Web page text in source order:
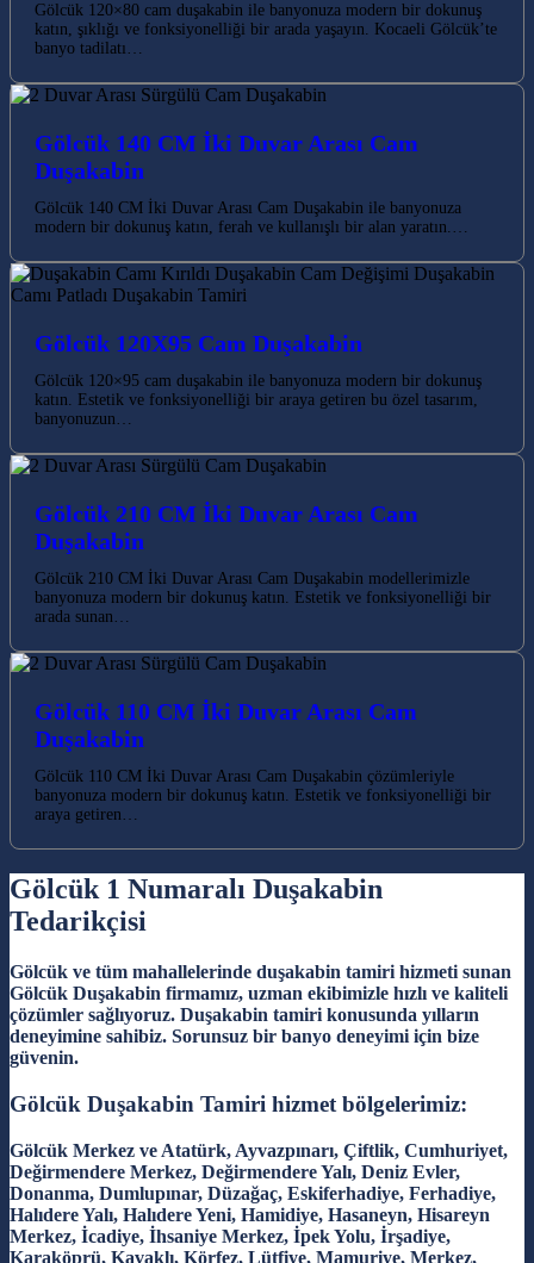
Gölcük 120×80 cam duşakabin ile banyonuza modern bir dokunuş
katın, şıklığı ve fonksiyonelliği bir arada yaşayın. Kocaeli Gölcük’te
banyo tadilatı…
Gölcük 140 CM İki Duvar Arası Cam
Duşakabin
Gölcük 140 CM İki Duvar Arası Cam Duşakabin ile banyonuza
modern bir dokunuş katın, ferah ve kullanışlı bir alan yaratın.…
Gölcük 120X95 Cam Duşakabin
Gölcük 120×95 cam duşakabin ile banyonuza modern bir dokunuş
katın. Estetik ve fonksiyonelliği bir araya getiren bu özel tasarım,
banyonuzun…
Gölcük 210 CM İki Duvar Arası Cam
Duşakabin
Gölcük 210 CM İki Duvar Arası Cam Duşakabin modellerimizle
banyonuza modern bir dokunuş katın. Estetik ve fonksiyonelliği bir
arada sunan…
Gölcük 110 CM İki Duvar Arası Cam
Duşakabin
Gölcük 110 CM İki Duvar Arası Cam Duşakabin çözümleriyle
banyonuza modern bir dokunuş katın. Estetik ve fonksiyonelliği bir
araya getiren…
Gölcük 1 Numaralı Duşakabin
Tedarikçisi
Gölcük ve tüm mahallelerinde duşakabin tamiri hizmeti sunan
Gölcük Duşakabin firmamız, uzman ekibimizle hızlı ve kaliteli
çözümler sağlıyoruz. Duşakabin tamiri konusunda yılların
deneyimine sahibiz. Sorunsuz bir banyo deneyimi için bize
güvenin.
Gölcük Duşakabin Tamiri hizmet bölgelerimiz:
Gölcük Merkez ve Atatürk, Ayvazpınarı, Çiftlik, Cumhuriyet,
Değirmendere Merkez, Değirmendere Yalı, Deniz Evler,
Donanma, Dumlupınar, Düzağaç, Eskiferhadiye, Ferhadiye,
Halıdere Yalı, Halıdere Yeni, Hamidiye, Hasaneyn, Hisareyn
Merkez, İcadiye, İhsaniye Merkez, İpek Yolu, İrşadiye,
Karaköprü, Kavaklı, Körfez, Lütfiye, Mamuriye, Merkez,